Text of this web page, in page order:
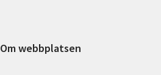
Om webbplatsen